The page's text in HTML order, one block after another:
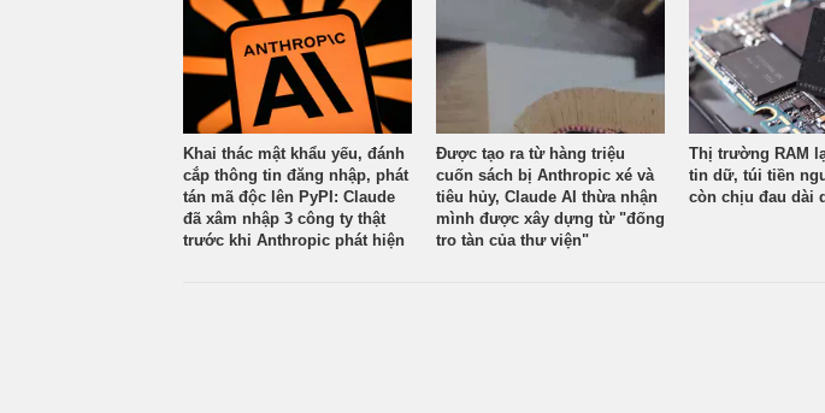
Khai thác mật khẩu yếu, đánh
cắp thông tin đăng nhập, phát
tán mã độc lên PyPI: Claude
đã xâm nhập 3 công ty thật
trước khi Anthropic phát hiện
Được tạo ra từ hàng triệu
cuốn sách bị Anthropic xé và
tiêu hủy, Claude AI thừa nhận
mình được xây dựng từ "đống
tro tàn của thư viện"
Thị trường RAM
tin dữ, túi tiền
còn chịu đau dài